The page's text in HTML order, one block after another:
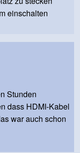
einschalten
Stunden
dass HDMI-Kabel
war auch schon